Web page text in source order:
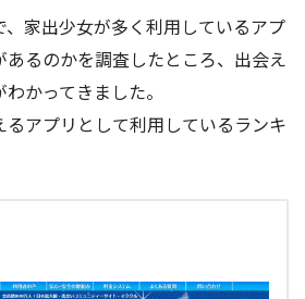
家出少女が多く利用しているアプ
あるのかを調査したところ、出会え
かってきました。
アプリとして利用しているランキ